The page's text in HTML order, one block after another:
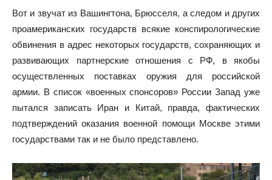
Вот и звучат из Вашингтона, Брюсселя, а следом и других
проамериканских государств всякие конспирологические
обвинения в адрес некоторых государств, сохраняющих и
развивающих партнерские отношения с РФ, в якобы
осуществленных поставках оружия для российской
армии. В список «военных спонсоров» России Запад уже
пытался записать Иран и Китай, правда, фактических
подтверждений оказания военной помощи Москве этими
государствами так и не было представлено.